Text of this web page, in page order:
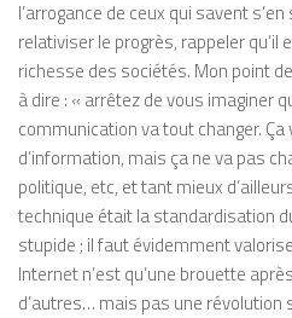
l’arrogance de ceux qui savent
relativiser le progrès, rappeler
richesse des sociétés. Mon point
à dire : « arrêtez de vous imaginer
communication va tout changer.
d’information, mais ça ne va pas
politique, etc, et tant mieux
technique était la standardisation
stupide ; il faut évidemment
Internet n’est qu’une brouette
d’autres… mais pas une révolution